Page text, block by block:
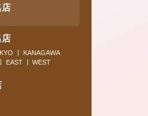
店
店
KANAGAWA
EAST WEST
、ビジネスパーソンたちの胃袋を
た味トップ５